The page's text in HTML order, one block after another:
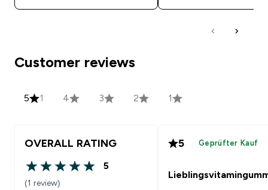
Customer reviews
5 1 4 3 2 1
OVERALL RATING
5 out of 5 stars
5
(1 review)
5 Geprüfter Kauf